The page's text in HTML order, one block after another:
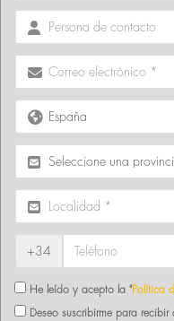
+34
He leído y acepto la "Política
Deseo suscribirme para